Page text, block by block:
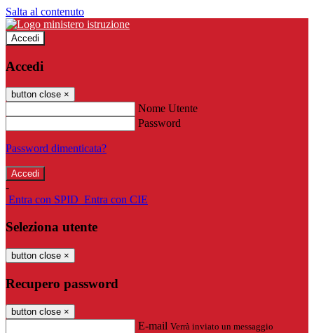
Salta al contenuto
Accedi
Accedi
button close ×
Nome Utente
Password
Password dimenticata?
-
Entra con SPID Entra con CIE
Seleziona utente
button close ×
Recupero password
button close ×
E-mail Verrà inviato un messaggio